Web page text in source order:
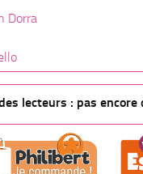
Dorra
lecteurs : pas encore